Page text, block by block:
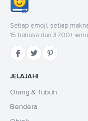
Setiap emoji, setiap
15 bahasa dan 3.700+
JELAJAHI
Orang & Tubuh
Bendera